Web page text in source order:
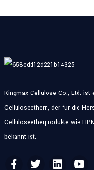
Kingmax Cellulose Co., Ltd.
Celluloseethern, der für die
Celluloseetherprodukte wie
bekannt ist.